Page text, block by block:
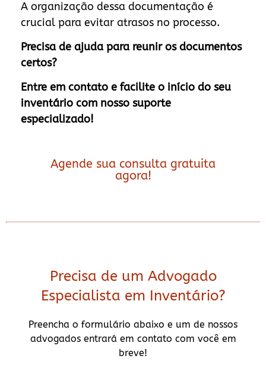
A organização dessa documentação é
crucial para evitar atrasos no processo.
Precisa de ajuda para reunir os documentos
certos?
Entre em contato e facilite o início do seu
inventário com nosso suporte
especializado!
Agende sua consulta gratuita
agora!
Precisa de um Advogado
Especialista em Inventário?
Preencha o formulário abaixo e um de nossos
advogados entrará em contato com você em
breve!